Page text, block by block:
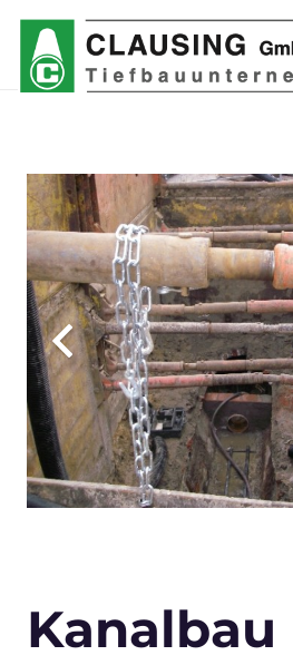
Kanalbau